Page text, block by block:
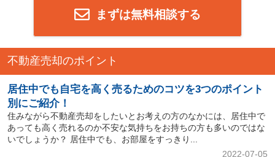
まずは無料相談する
不動産売却のポイント
居住中でも自宅を高く売るためのコツを3つのポイント
別にご紹介！
住みながら不動産売却をしたいとお考えの方のなかには、居住中で
あっても高く売れるのか不安な気持ちをお持ちの方も多いのではな
いでしょうか？ 居住中でも、お部屋をすっきり...
2022-07-05